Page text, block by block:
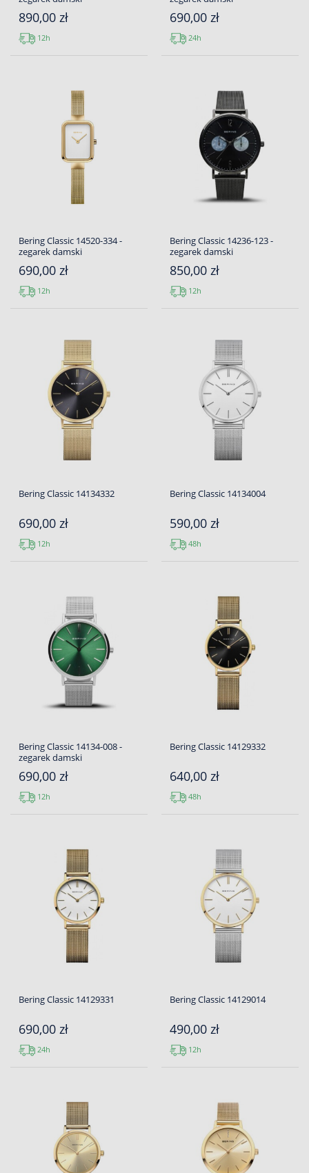
890,00 zł
12h
690,00 zł
24h
Bering Classic 14520-334 -
zegarek damski
690,00 zł
12h
Bering Classic 14236-123 -
zegarek damski
850,00 zł
12h
Bering Classic 14134332
690,00 zł
12h
Bering Classic 14134004
590,00 zł
48h
Bering Classic 14134-008 -
zegarek damski
690,00 zł
12h
Bering Classic 14129332
640,00 zł
48h
Bering Classic 14129331
690,00 zł
24h
Bering Classic 14129014
490,00 zł
12h